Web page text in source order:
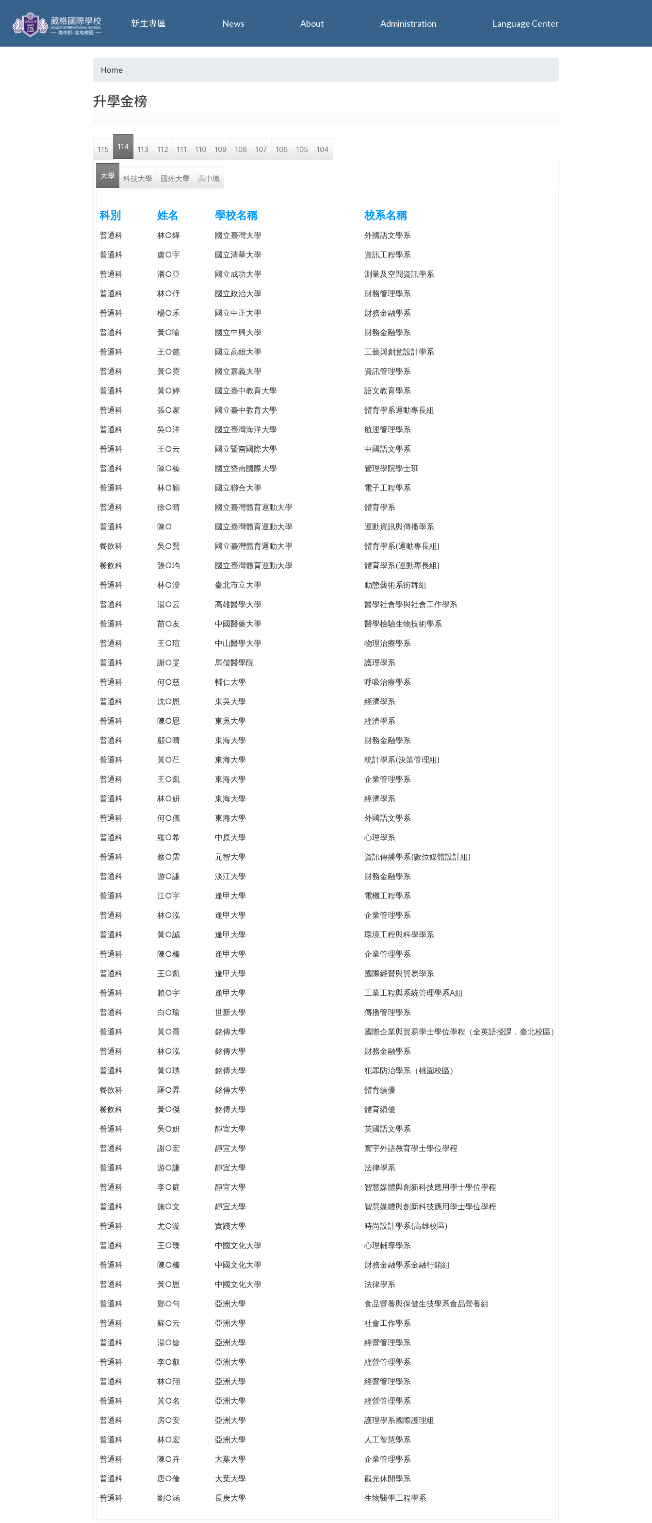
葳
格
o
a
r
e
r
e
Home
升學金榜
115 114 113 112 111 110 109 108 107 106 105 104
大學 科技大學 國外大學 高中職
科別 姓名 學校名稱 校系名稱
普通科 林○鏵 國立臺灣大學
外國語文學系
普通科
盧○宇 國立清華大學
資訊工程學系
普通科
潘○亞 國立成功大學
測量及空間資訊學系
普通科
林○伃 國立政治大學
財務管理學系
普通科
楊○禾 國立中正大學
財務金融學系
普通科
黃○喻 國立中興大學
財務金融學系
普通科
王○懿 國立高雄大學
工藝與創意設計學系
普通科
黃○霓 國立嘉義大學
資訊管理學系
普通科
黃○婷 國立臺中教育大學
語文教育學系
普通科
張○家 國立臺中教育大學
體育學系運動專長組
普通科
吳○洋 國立臺灣海洋大學
航運管理學系
普通科
王○云 國立暨南國際大學
中國語文學系
普通科
陳○榛 國立暨南國際大學
管理學院學士班
普通科
林○穎 國立聯合大學
電子工程學系
普通科
徐○晴 國立臺灣體育運動大學
體育學系
普通科
陳○ 國立臺灣體育運動大學
運動資訊與傳播學系
餐飲科
吳○賢 國立臺灣體育運動大學
體育學系(運動專長組)
餐飲科
張○均 國立臺灣體育運動大學
體育學系(運動專長組)
普通科
林○澄 臺北市立大學
動態藝術系街舞組
普通科
湯○云 高雄醫學大學
醫學社會學與社會工作學系
普通科
苗○友 中國醫藥大學
醫學檢驗生物技術學系
普通科
王○瑄 中山醫學大學
物理治療學系
普通科
謝○旻 馬偕醫學院
護理學系
普通科
何○慈 輔仁大學
呼吸治療學系
普通科
沈○恩 東吳大學
經濟學系
普通科
陳○恩 東吳大學
經濟學系
普通科
顧○晴 東海大學
財務金融學系
普通科
黃○芢 東海大學
統計學系(決策管理組)
普通科
王○凱 東海大學
企業管理學系
普通科
林○妍 東海大學
經濟學系
普通科
何○儀 東海大學
外國語文學系
普通科
羅○希 中原大學
心理學系
普通科
蔡○霈 元智大學
資訊傳播學系(數位媒體設計組)
普通科
游○謙 淡江大學
財務金融學系
普通科
江○宇 逢甲大學
電機工程學系
普通科
林○泓 逢甲大學
企業管理學系
普通科
黃○誠 逢甲大學
環境工程與科學學系
普通科
陳○榛 逢甲大學
企業管理學系
普通科
王○凱 逢甲大學
國際經營與貿易學系
普通科
賴○宇 逢甲大學
工業工程與系統管理學系A組
普通科
白○瑜 世新大學
傳播管理學系
普通科
黃○喬 銘傳大學
國際企業與貿易學士學位學程（全英語授課．臺北校區）
普通科
林○泓 銘傳大學
財務金融學系
普通科
黃○琇 銘傳大學
犯罪防治學系（桃園校區）
餐飲科
羅○昇 銘傳大學
體育績優
餐飲科
黃○傑 銘傳大學
體育績優
普通科
吳○妍 靜宜大學
英國語文學系
普通科
謝○宏 靜宜大學
寰宇外語教育學士學位學程
普通科
游○謙 靜宜大學
法律學系
普通科
李○庭 靜宜大學
智慧媒體與創新科技應用學士學位學程
普通科
施○文 靜宜大學
智慧媒體與創新科技應用學士學位學程
普通科
尤○漩 實踐大學
時尚設計學系(高雄校區)
普通科
王○臻 中國文化大學
心理輔導學系
普通科
陳○榛 中國文化大學
財務金融學系金融行銷組
普通科
黃○恩 中國文化大學
法律學系
普通科
鄭○勻 亞洲大學
食品營養與保健生技學系食品營養組
普通科
蘇○云 亞洲大學
社會工作學系
普通科
湯○婕 亞洲大學
經營管理學系
普通科
李○叡 亞洲大學
經營管理學系
普通科
林○翔 亞洲大學
經營管理學系
普通科
黃○名 亞洲大學
經營管理學系
普通科
房○安 亞洲大學
護理學系國際護理組
普通科
林○宏 亞洲大學
人工智慧學系
普通科
陳○卉 大葉大學
企業管理學系
普通科
唐○倫 大葉大學
觀光休閒學系
普通科
劉○涵 長庚大學 生物醫學工程學系
新生專區 News About Administration Language Center